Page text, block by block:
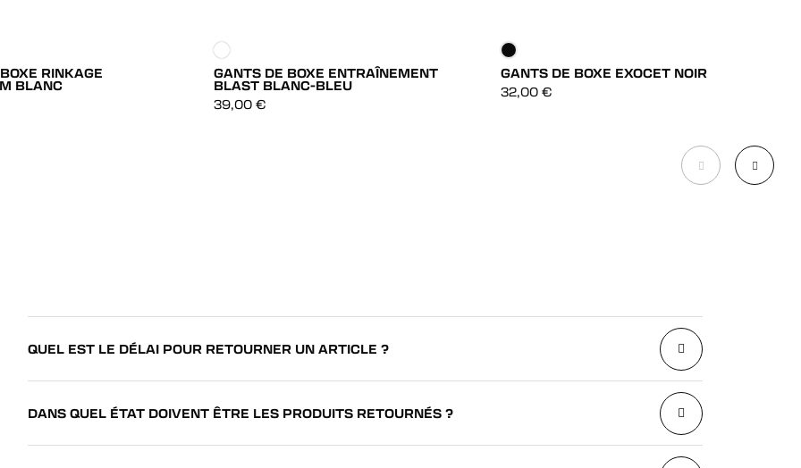
DÉCOUVRIR
RINKAGE
BLANC
DÉCOUVRIR
GANTS DE BOXE ENTRAÎNEMENT
BLAST BLANC-BLEU
39,00 €
GANTS DE BOXE EXOCET NOIR
32,00 €
QUEL EST LE DÉLAI POUR RETOURNER UN ARTICLE ?
DANS QUEL ÉTAT DOIVENT ÊTRE LES PRODUITS RETOURNÉS ?